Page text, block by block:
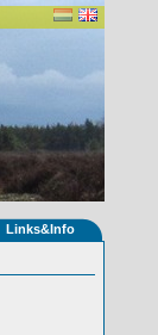
Links&Info